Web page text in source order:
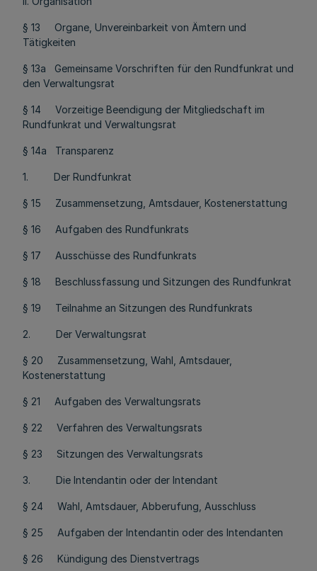
§ 13 Organe, Unvereinbarkeit von Ämtern und
Tätigkeiten
§ 13a Gemeinsame Vorschriften für den Rundfunkrat und
den Verwaltungsrat
§ 14 Vorzeitige Beendigung der Mitgliedschaft im
Rundfunkrat und Verwaltungsrat
§ 14a Transparenz
1. Der Rundfunkrat
§ 15 Zusammensetzung, Amtsdauer, Kostenerstattung
§ 16 Aufgaben des Rundfunkrats
§ 17 Ausschüsse des Rundfunkrats
§ 18 Beschlussfassung und Sitzungen des Rundfunkrat
§ 19 Teilnahme an Sitzungen des Rundfunkrats
2. Der Verwaltungsrat
§ 20 Zusammensetzung, Wahl, Amtsdauer,
Kostenerstattung
§ 21 Aufgaben des Verwaltungsrats
§ 22 Verfahren des Verwaltungsrats
§ 23 Sitzungen des Verwaltungsrats
3. Die Intendantin oder der Intendant
§ 24 Wahl, Amtsdauer, Abberufung, Ausschluss
§ 25 Aufgaben der Intendantin oder des Intendanten
§ 26 Kündigung des Dienstvertrags